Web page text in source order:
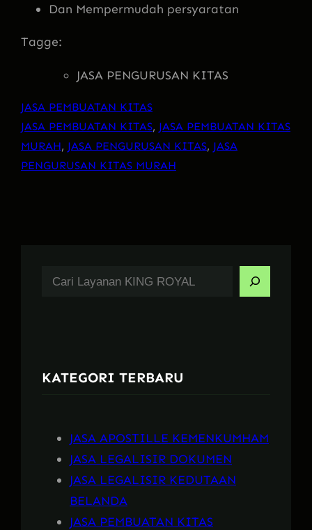
Dan Mempermudah persyaratan
Tagge:
JASA PENGURUSAN KITAS
JASA PEMBUATAN KITAS
JASA PEMBUATAN KITAS, JASA PEMBUATAN KITAS
MURAH, JASA PENGURUSAN KITAS, JASA
PENGURUSAN KITAS MURAH
h
KATEGORI TERBARU
JASA APOSTILLE KEMENKUMHAM
JASA LEGALISIR DOKUMEN
JASA LEGALISIR KEDUTAAN
BELANDA
JASA PEMBUATAN KITAS